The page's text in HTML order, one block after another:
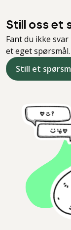
Still oss et
Fant du ikke
et eget
Still et